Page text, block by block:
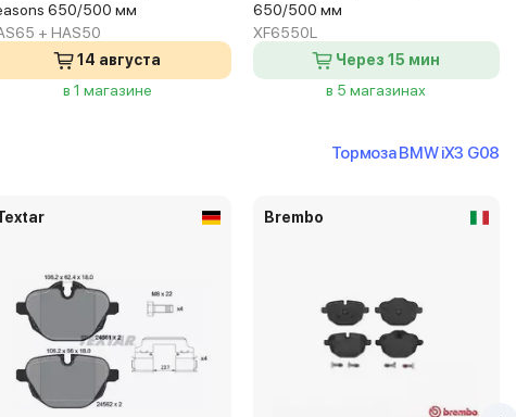
650/500 мм
+ HAS50
14 августа
в 1 магазине
650/500 мм
XF6550L
Через 15 мин
в 5 магазинах
Тормоза BMW iX3 G08
Brembo